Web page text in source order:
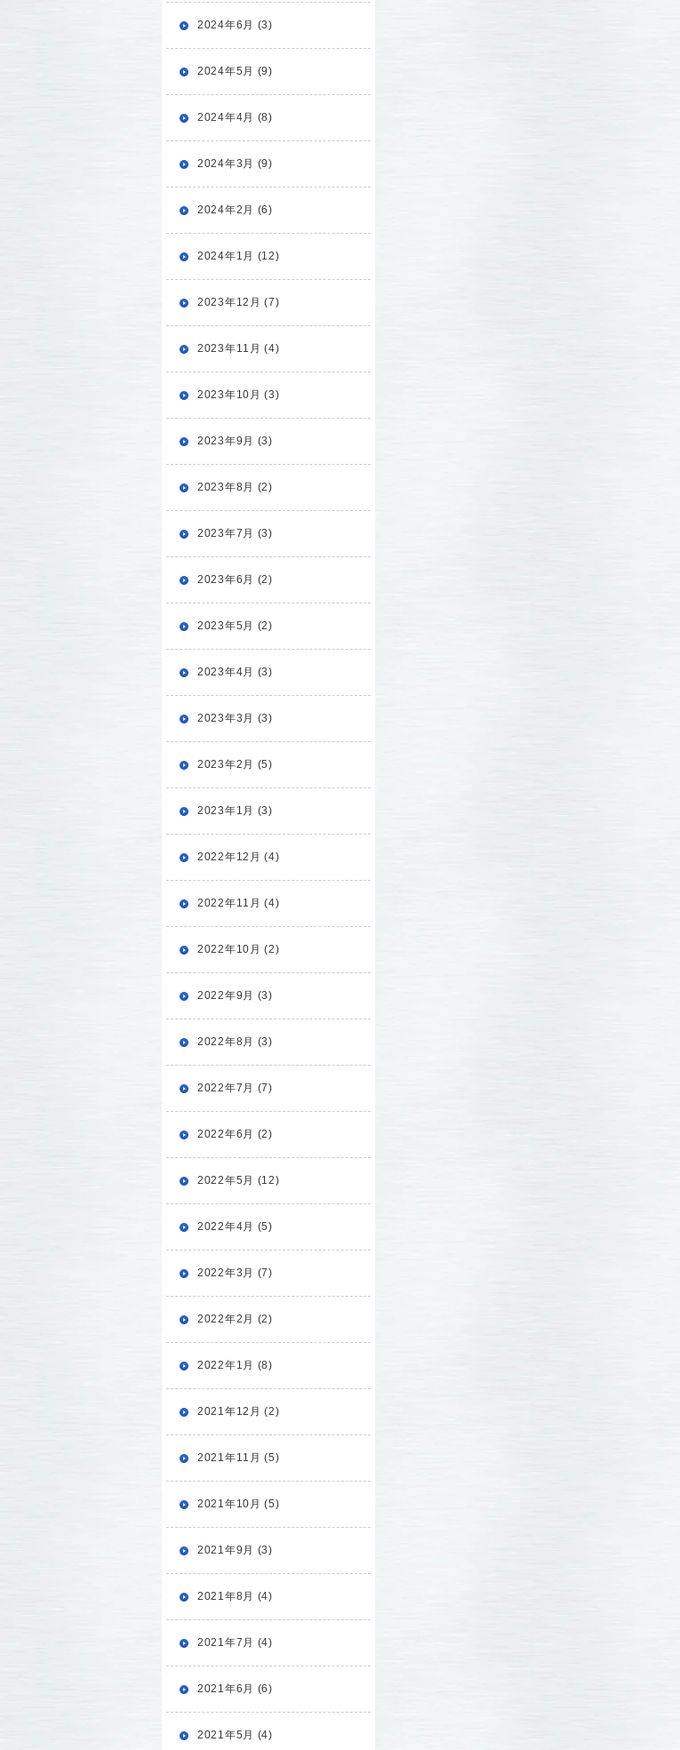
2024年6月 (3)
2024年5月 (9)
2024年4月 (8)
2024年3月 (9)
2024年2月 (6)
2024年1月 (12)
2023年12月 (7)
2023年11月 (4)
2023年10月 (3)
2023年9月 (3)
2023年8月 (2)
2023年7月 (3)
2023年6月 (2)
2023年5月 (2)
2023年4月 (3)
2023年3月 (3)
2023年2月 (5)
2023年1月 (3)
2022年12月 (4)
2022年11月 (4)
2022年10月 (2)
2022年9月 (3)
2022年8月 (3)
2022年7月 (7)
2022年6月 (2)
2022年5月 (12)
2022年4月 (5)
2022年3月 (7)
2022年2月 (2)
2022年1月 (8)
2021年12月 (2)
2021年11月 (5)
2021年10月 (5)
2021年9月 (3)
2021年8月 (4)
2021年7月 (4)
2021年6月 (6)
2021年5月 (4)